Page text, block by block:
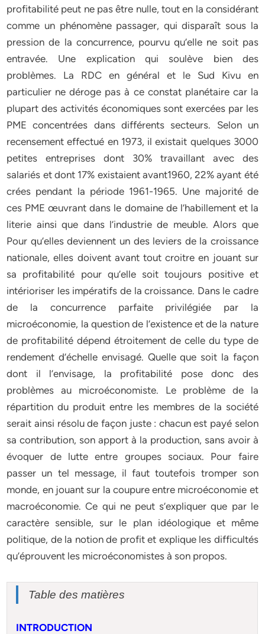
profitabilité peut ne pas être nulle, tout en la considérant
comme un phénomène passager, qui disparaît sous la
pression de la concurrence, pourvu qu’elle ne soit pas
entravée. Une explication qui soulève bien des
problèmes. La RDC en général et le Sud Kivu en
particulier ne déroge pas à ce constat planétaire car la
plupart des activités économiques sont exercées par les
PME concentrées dans différents secteurs. Selon un
recensement effectué en 1973, il existait quelques 3000
petites entreprises dont 30% travaillant avec des
salariés et dont 17% existaient avant1960, 22% ayant été
crées pendant la période 1961-1965. Une majorité de
ces PME œuvrant dans le domaine de l’habillement et la
literie ainsi que dans l’industrie de meuble. Alors que
Pour qu’elles deviennent un des leviers de la croissance
nationale, elles doivent avant tout croitre en jouant sur
sa profitabilité pour qu’elle soit toujours positive et
intérioriser les impératifs de la croissance. Dans le cadre
de la concurrence parfaite privilégiée par la
microéconomie, la question de l’existence et de la nature
de profitabilité dépend étroitement de celle du type de
rendement d’échelle envisagé. Quelle que soit la façon
dont il l’envisage, la profitabilité pose donc des
problèmes au microéconomiste. Le problème de la
répartition du produit entre les membres de la société
serait ainsi résolu de façon juste : chacun est payé selon
sa contribution, son apport à la production, sans avoir à
évoquer de lutte entre groupes sociaux. Pour faire
passer un tel message, il faut toutefois tromper son
monde, en jouant sur la coupure entre microéconomie et
macroéconomie. Ce qui ne peut s’expliquer que par le
caractère sensible, sur le plan idéologique et même
politique, de la notion de profit et explique les difficultés
qu’éprouvent les microéconomistes à son propos.
Table des matières
INTRODUCTION